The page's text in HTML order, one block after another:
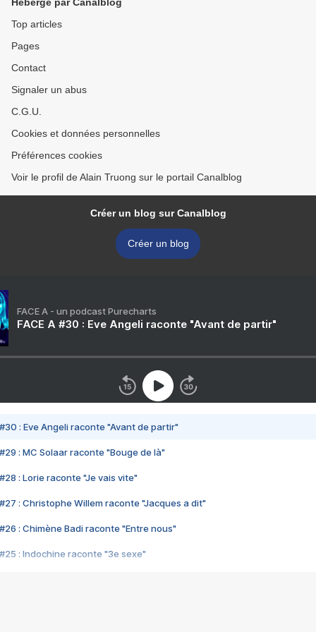
Top articles
Pages
Contact
Signaler un abus
C.G.U.
Cookies et données personnelles
Préférences cookies
Voir le profil de Alain Truong sur le portail Canalblog
Créer un blog sur Canalblog
Créer un blog
FACE A - un podcast Purecharts
FACE A #30 : Eve Angeli raconte "Avant de partir"
#30 : Eve Angeli raconte "Avant de partir"
#29 : MC Solaar raconte "Bouge de là"
#28 : Lorie raconte "Je vais vite"
#27 : Christophe Willem raconte "Jacques a dit"
#26 : Chimène Badi raconte "Entre nous"
#25 : Indochine raconte "3e sexe"